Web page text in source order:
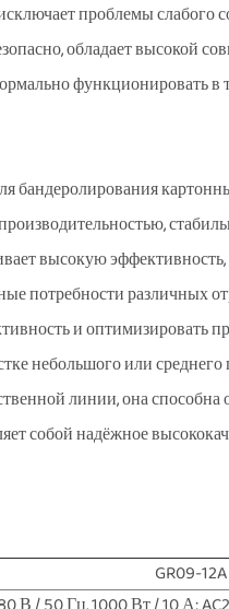
проблемы
обладает высокой
функционировать в
бандеролирования
высокую эффективность,
потребности различных
и оптимизировать
небольшого или
линии, она способна
собой надёжное
GR09-12A